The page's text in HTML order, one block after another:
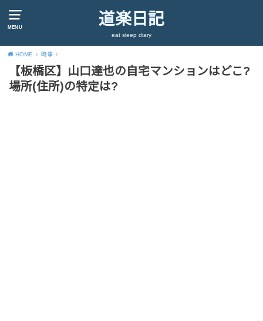
MENU 道楽日記
eat sleep diary
HOME 時事
【板橋区】山口達也の自宅マンションはどこ?
場所(住所)の特定は?